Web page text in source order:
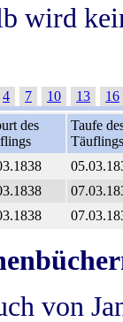
wird
4 7 10 13
16
des
Taufe
Täuflings
von